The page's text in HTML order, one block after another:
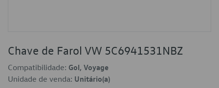
Chave de Farol VW 5C6941531NBZ
Compatibilidade: Gol, Voyage
Unidade de venda: Unitário(a)